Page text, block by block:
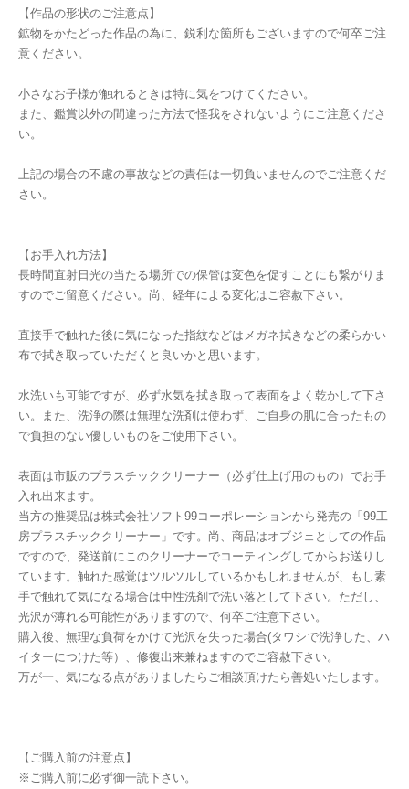
【作品の形状のご注意点】
鉱物をかたどった作品の為に、鋭利な箇所もございますので何卒ご注
意ください。
小さなお子様が触れるときは特に気をつけてください。
また、鑑賞以外の間違った方法で怪我をされないようにご注意くださ
い。
上記の場合の不慮の事故などの責任は一切負いませんのでご注意くだ
さい。
【お手入れ方法】
長時間直射日光の当たる場所での保管は変色を促すことにも繋がりま
すのでご留意ください。尚、経年による変化はご容赦下さい。
直接手で触れた後に気になった指紋などはメガネ拭きなどの柔らかい
布で拭き取っていただくと良いかと思います。
水洗いも可能ですが、必ず水気を拭き取って表面をよく乾かして下さ
い。また、洗浄の際は無理な洗剤は使わず、ご自身の肌に合ったもの
で負担のない優しいものをご使用下さい。
表面は市販のプラスチッククリーナー（必ず仕上げ用のもの）でお手
入れ出来ます。
当方の推奨品は株式会社ソフト99コーポレーションから発売の「99工
房プラスチッククリーナー」です。尚、商品はオブジェとしての作品
ですので、発送前にこのクリーナーでコーティングしてからお送りし
ています。触れた感覚はツルツルしているかもしれませんが、もし素
手で触れて気になる場合は中性洗剤で洗い落として下さい。ただし、
光沢が薄れる可能性がありますので、何卒ご注意下さい。
購入後、無理な負荷をかけて光沢を失った場合(タワシで洗浄した、ハ
イターにつけた等）、修復出来兼ねますのでご容赦下さい。
万が一、気になる点がありましたらご相談頂けたら善処いたします。
【ご購入前の注意点】
※ご購入前に必ず御一読下さい。